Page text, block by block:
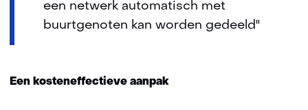
een netwerk automatisch met
buurtgenoten kan worden gedeeld"
Een kosteneffectieve aanpak